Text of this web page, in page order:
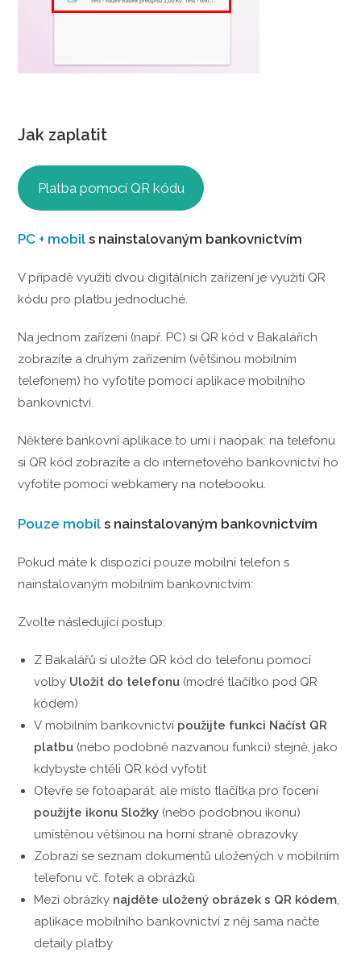
Jak zaplatit
Platba pomocí QR kódu
PC + mobil s nainstalovaným bankovnictvím
V případě využití dvou digitálních zařízení je využití QR
kódu pro platbu jednoduché.
Na jednom zařízení (např. PC) si QR kód v Bakalářích
zobrazíte a druhým zařízením (většinou mobilním
telefonem) ho vyfotíte pomocí aplikace mobilního
bankovnictví.
Některé bankovní aplikace to umí i naopak: na telefonu
si QR kód zobrazíte a do internetového bankovnictví ho
vyfotíte pomocí webkamery na notebooku.
Pouze mobil s nainstalovaným bankovnictvím
Pokud máte k dispozici pouze mobilní telefon s
nainstalovaným mobilním bankovnictvím:
Zvolte následující postup:
Z Bakalářů si uložte QR kód do telefonu pomocí
volby Uložit do telefonu (modré tlačítko pod QR
kódem)
V mobilním bankovnictví použijte funkci Načíst QR
platbu (nebo podobně nazvanou funkci) stejně, jako
kdybyste chtěli QR kód vyfotit
Otevře se fotoaparát, ale místo tlačítka pro focení
použijte ikonu Složky (nebo podobnou ikonu)
umístěnou většinou na horní straně obrazovky
Zobrazí se seznam dokumentů uložených v mobilním
telefonu vč. fotek a obrázků
Mezi obrázky najděte uložený obrázek s QR kódem,
aplikace mobilního bankovnictví z něj sama načte
detaily platby